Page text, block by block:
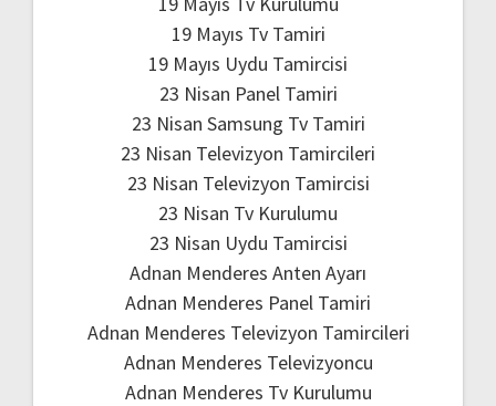
19 Mayıs Tv Tamiri
19 Mayıs Uydu Tamircisi
23 Nisan Panel Tamiri
23 Nisan Samsung Tv Tamiri
23 Nisan Televizyon Tamircileri
23 Nisan Televizyon Tamircisi
23 Nisan Tv Kurulumu
23 Nisan Uydu Tamircisi
Adnan Menderes Anten Ayarı
Adnan Menderes Panel Tamiri
Adnan Menderes Televizyon Tamircileri
Adnan Menderes Televizyoncu
Adnan Menderes Tv Kurulumu